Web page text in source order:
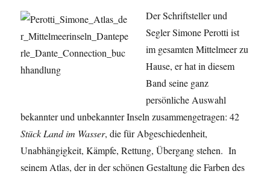
Der Schriftsteller und
Segler Simone Perotti ist
im gesamten Mittelmeer zu
Hause, er hat in diesem
Band seine ganz
persönliche Auswahl
bekannter und unbekannter Inseln zusammengetragen: 42
Stück Land im Wasser, die für Abgeschiedenheit,
Unabhängigkeit, Kämpfe, Rettung, Übergang stehen. In
seinem Atlas, der in der schönen Gestaltung die Farben des